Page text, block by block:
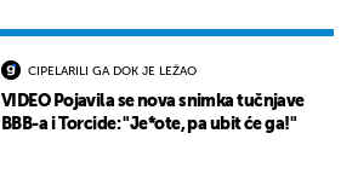
CIPELARILI GA DOK JE LEŽAO
VIDEO Pojavila se nova snimka tučnjave
BBB-a i Torcide: "Je*ote, pa ubit će ga!"